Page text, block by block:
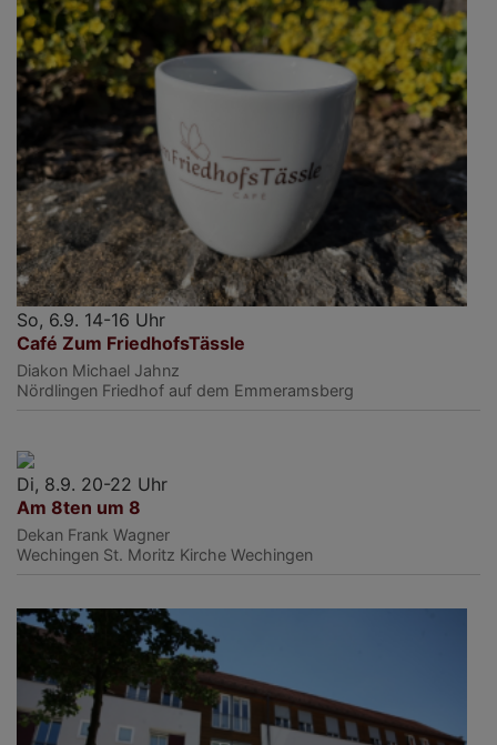
So, 6.9. 14-16 Uhr
Café Zum FriedhofsTässle
Diakon Michael Jahnz
Nördlingen Friedhof auf dem Emmeramsberg
Di, 8.9. 20-22 Uhr
Am 8ten um 8
Dekan Frank Wagner
Wechingen St. Moritz Kirche Wechingen